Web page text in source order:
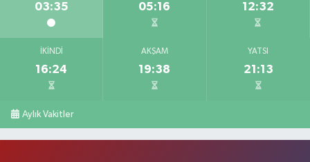
03:35 05:16 12:32
İKINDI
16:24
AKŞAM
19:38
YATSI
21:13
Aylık Vakitler